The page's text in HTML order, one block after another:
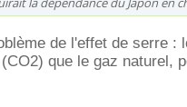
de l'effet de serre :
que le gaz naturel,